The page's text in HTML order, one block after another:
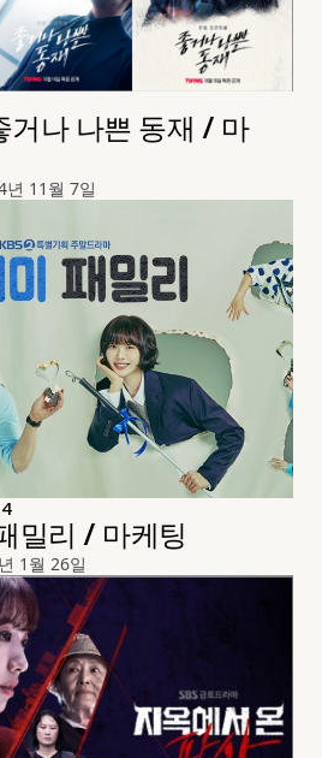
거나 나쁜 동재 / 마
11월 7일
밀리 / 마케팅
1월 26일